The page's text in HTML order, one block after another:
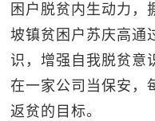
困户脱贫内生动力，
坡镇贫困户苏庆高通
识，增强自我脱贫意
在一家公司当保安，
返贫的目标。